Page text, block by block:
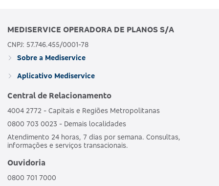
MEDISERVICE OPERADORA DE PLANOS S/A
CNPJ: 57.746.455/0001-78
Sobre a Mediservice
Aplicativo Mediservice
Central de Relacionamento
4004 2772 - Capitais e Regiões Metropolitanas
0800 703 0023 - Demais localidades
Atendimento 24 horas, 7 dias por semana. Consultas,
informações e serviços transacionais.
Ouvidoria
0800 701 7000